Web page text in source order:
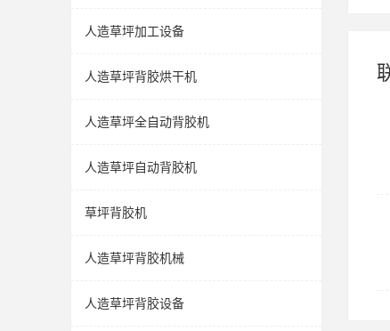
人造草坪加工设备
人造草坪背胶烘干机
人造草坪全自动背胶机
人造草坪自动背胶机
草坪背胶机
人造草坪背胶机械
人造草坪背胶设备